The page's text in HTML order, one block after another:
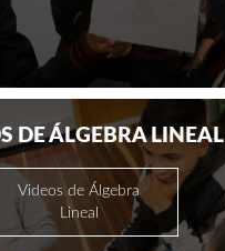
DE ÁLGEBRA LINEAL
Videos de Álgebra
Lineal